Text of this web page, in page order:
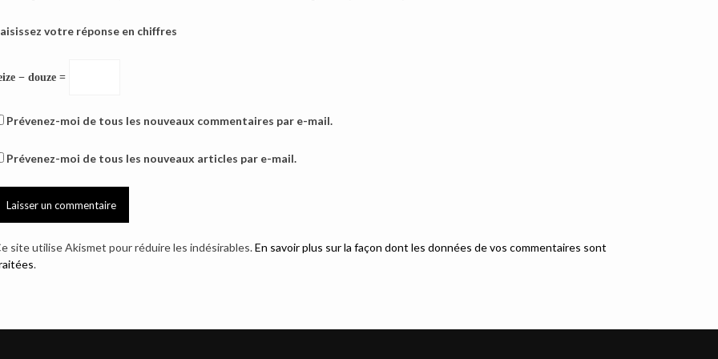
votre réponse en chiffres
− douze =
Prévenez-moi de tous les nouveaux commentaires par e-mail.
Prévenez-moi de tous les nouveaux articles par e-mail.
site utilise Akismet pour réduire les indésirables.En savoir plus sur la façon dont les données de vos commentaires sont
.